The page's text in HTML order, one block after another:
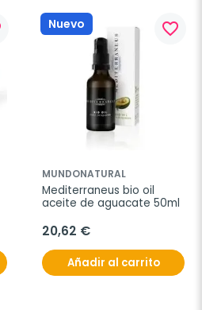
Nuevo favorite_border
MUNDONATURAL
Mediterraneus bio oil
aceite de aguacate 50ml
20,62 €
Añadir al carrito